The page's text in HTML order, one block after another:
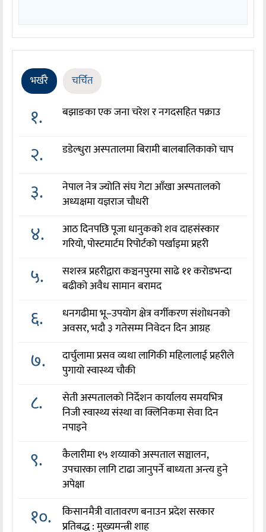
भर्खरै चर्चित
१. बझाङका एक जना चरेश र नगदसहित पक्राउ
२. डडेल्धुरा अस्पतालमा बिरामी बालबालिकाको चाप
३.
नेपाल नेत्र ज्योति संघ गेटा आँखा अस्पतालको
अध्यक्षमा यज्ञराज चौधरी
४.
आठ दिनपछि पूजा धानुकको शव दाहसंस्कार
गरियो, पोस्टमार्टम रिपोर्टको पर्खाइमा प्रहरी
५.
सशस्त्र प्रहरीद्वारा कञ्चनपुरमा साढे ११ करोडभन्दा
बढीको अवैध सामान बरामद
६.
धनगढीमा भू–उपयोग क्षेत्र वर्गीकरण संशोधनको
अवसर, भदौ ३ गतेसम्म निवेदन दिन आग्रह
७.
दार्चुलामा प्रसव व्यथा लागिकी महिलालाई प्रहरीले
पुगायो स्वास्थ्य चौकी
८.
सेती अस्पतालको निर्देशन कार्यालय समयभित्र
निजी स्वास्थ्य संस्था वा क्लिनिकमा सेवा दिन
नपाइने
९.
कैलारीमा १५ शय्याको अस्पताल सञ्चालन,
उपचारका लागि टाढा जानुपर्ने बाध्यता अन्त्य हुने
अपेक्षा
१०.
किसानमैत्री वातावरण बनाउन प्रदेश सरकार
प्रतिबद्ध : मुख्यमन्त्री शाह